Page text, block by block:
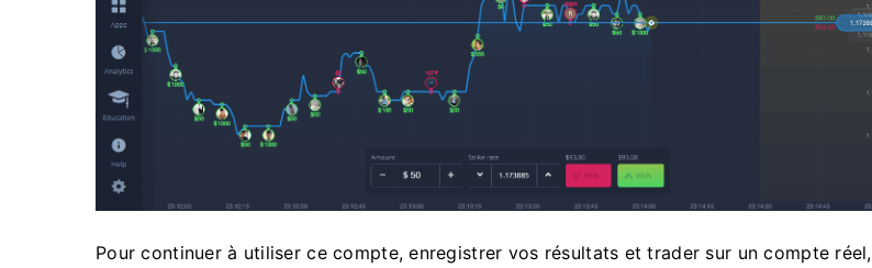
Pour continuer à utiliser ce compte, enregistrer vos résultats et trader sur un compte réel,